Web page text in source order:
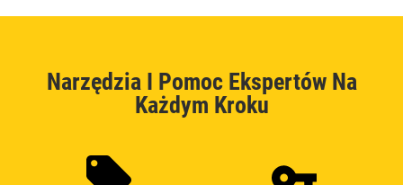
Narzędzia I Pomoc Ekspertów Na
Każdym Kroku